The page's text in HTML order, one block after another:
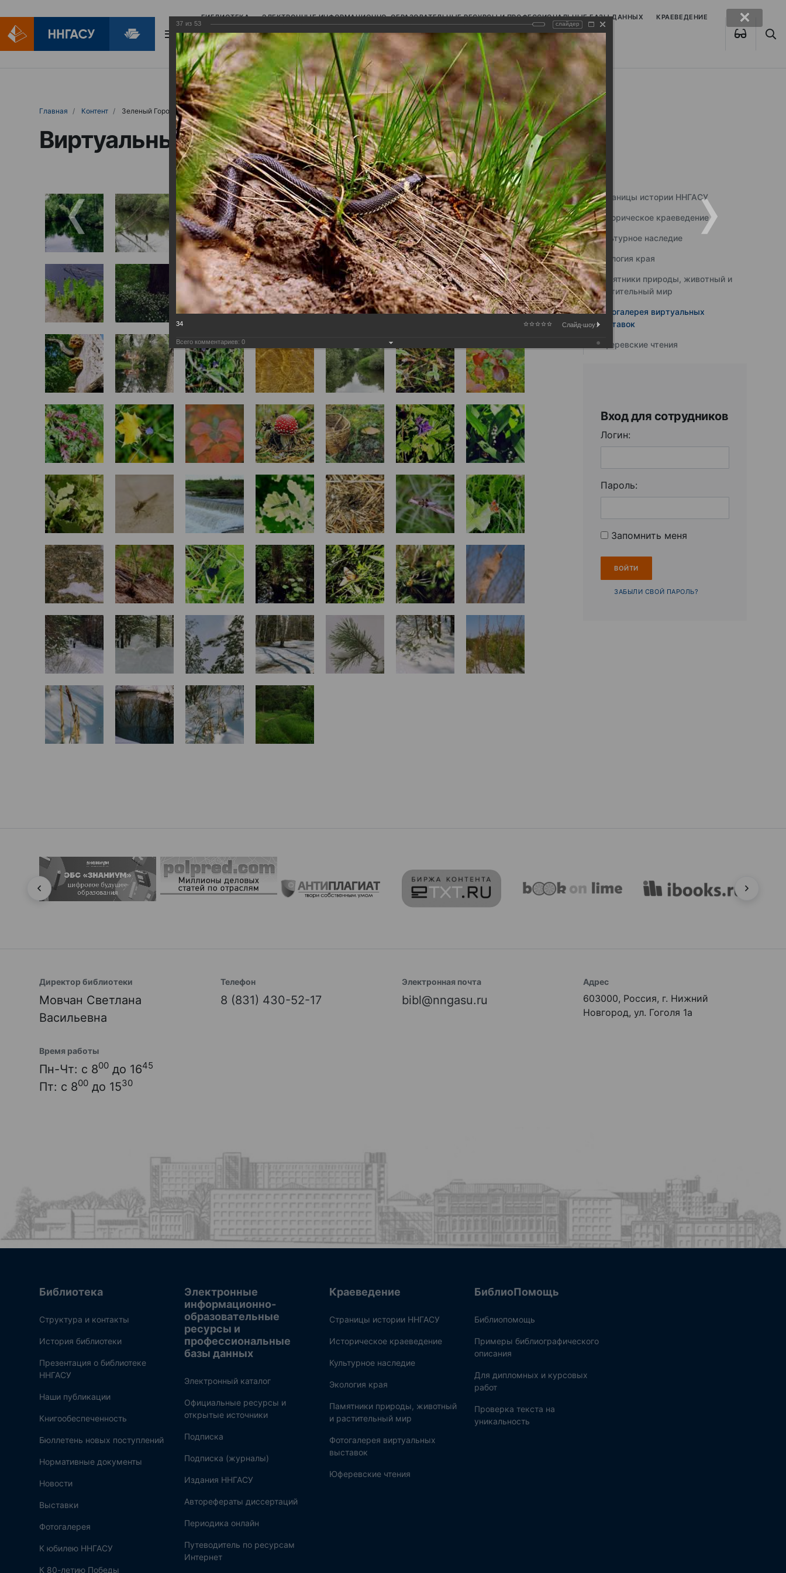
БИБЛИОТЕКА ЭЛЕКТРОННЫЕ ИНФОРМАЦИОННО-ОБРАЗОВАТЕЛЬНЫЕ РЕСУРСЫ И ПРОФЕССИОНАЛЬНЫЕ БАЗЫ ДАННЫХ КРАЕВЕДЕНИЕ
БИБЛИОПОМОЩЬ
Главная Контент Зеленый Город
Виртуальные выставки (фотоальбомы)
Страницы истории ННГАСУ
Историческое краеведение
Культурное наследие
Экология края
Памятники природы, животный и
растительный мир
Фотогалерея виртуальных
выставок
Юферевские чтения
Вход для сотрудников
Логин:
Пароль:
Запомнить меня
ЗАБЫЛИ СВОЙ ПАРОЛЬ?
Директор библиотеки
Мовчан Светлана
Васильевна
Телефон
8 (831) 430-52-17
Электронная почта
bibl@nngasu.ru
Адрес
603000, Россия, г. Нижний
Новгород, ул. Гоголя 1а
Время работы
Пн-Чт: с 800 до 1645
Пт: с 800 до 1530
Библиотека
Структура и контакты
История библиотеки
Презентация о библиотеке
ННГАСУ
Наши публикации
Книгообеспеченность
Бюллетень новых поступлений
Нормативные документы
Новости
Выставки
Фотогалерея
К юбилею ННГАСУ
К 80-летию Победы
Электронные
информационно-
образовательные
ресурсы и
профессиональные
базы данных
Электронный каталог
Официальные ресурсы и
открытые источники
Подписка
Подписка (журналы)
Издания ННГАСУ
Авторефераты диссертаций
Периодика онлайн
Путеводитель по ресурсам
Интернет
Краеведение
Страницы истории ННГАСУ
Историческое краеведение
Культурное наследие
Экология края
Памятники природы, животный
и растительный мир
Фотогалерея виртуальных
выставок
Юферевские чтения
БиблиоПомощь
Библиопомощь
Примеры библиографического
описания
Для дипломных и курсовых
работ
Проверка текста на
уникальность
37 из 53 слайдер
34 Слайд-шоу:
Всего комментариев: 0